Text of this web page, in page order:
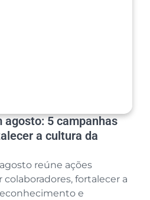
agosto: 5 campanhas
a cultura da
reúne ações
colaboradores, fortalecer a
e